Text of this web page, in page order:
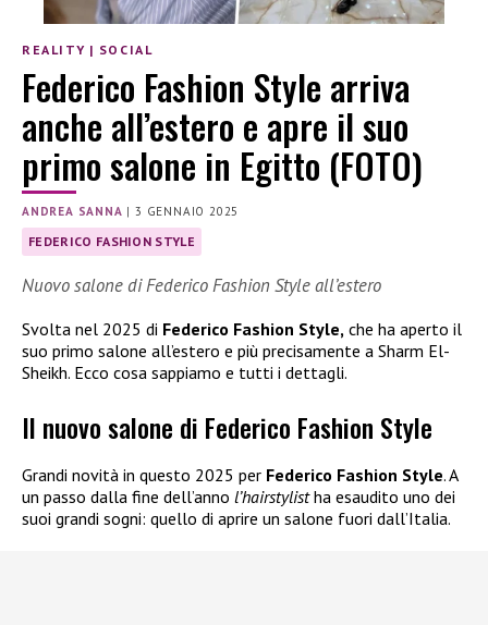
REALITY | SOCIAL
Federico Fashion Style arriva
anche all’estero e apre il suo
primo salone in Egitto (FOTO)
ANDREA SANNA |3 GENNAIO 2025
FEDERICO FASHION STYLE
Nuovo salone di Federico Fashion Style all’estero
Svolta nel 2025 di Federico Fashion Style, che ha aperto il
suo primo salone all’estero e più precisamente a Sharm El-
Sheikh. Ecco cosa sappiamo e tutti i dettagli.
Il nuovo salone di Federico Fashion Style
Grandi novità in questo 2025 per Federico Fashion Style. A
un passo dalla fine dell’anno l’hairstylistha esaudito uno dei
suoi grandi sogni: quello di aprire un salone fuori dall’Italia.